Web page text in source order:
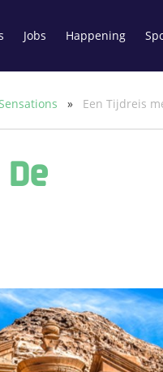
Jobs Happening
» Een Tijdreis